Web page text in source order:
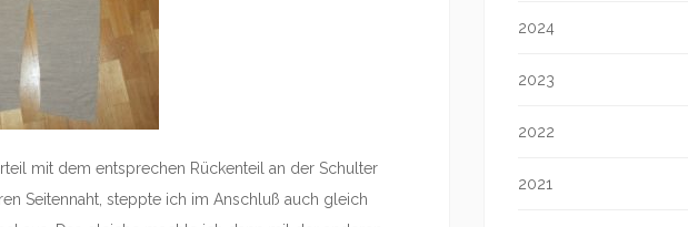
mit dem entsprechen Rückenteil an der Schulter
Seitennaht, steppte ich im Anschluß auch gleich
2024
2023
2022
2021